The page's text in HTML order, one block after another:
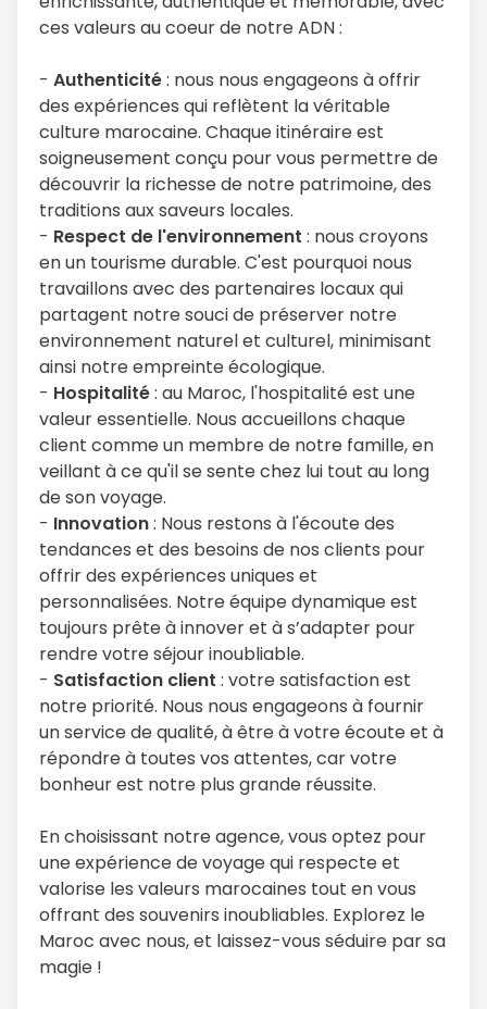
ces valeurs au coeur de notre ADN :
- Authenticité: nous nous engageons à offrir
des expériences qui reflètent la véritable
culture marocaine. Chaque itinéraire est
soigneusement conçu pour vous permettre de
découvrir la richesse de notre patrimoine, des
traditions aux saveurs locales.
- Respect de l'environnement : nous croyons
en un tourisme durable. C'est pourquoi nous
travaillons avec des partenaires locaux qui
partagent notre souci de préserver notre
environnement naturel et culturel, minimisant
ainsi notre empreinte écologique.
- Hospitalité: au Maroc, l'hospitalité est une
valeur essentielle. Nous accueillons chaque
client comme un membre de notre famille, en
veillant à ce qu'il se sente chez lui tout au long
de son voyage.
- Innovation: Nous restons à l'écoute des
tendances et des besoins de nos clients pour
offrir des expériences uniques et
personnalisées. Notre équipe dynamique est
toujours prête à innover et à s’adapter pour
rendre votre séjour inoubliable.
- Satisfaction client : votre satisfaction est
notre priorité. Nous nous engageons à fournir
un service de qualité, à être à votre écoute et à
répondre à toutes vos attentes, car votre
bonheur est notre plus grande réussite.
En choisissant notre agence, vous optez pour
une expérience de voyage qui respecte et
valorise les valeurs marocaines tout en vous
offrant des souvenirs inoubliables. Explorez le
Maroc avec nous, et laissez-vous séduire par sa
magie !